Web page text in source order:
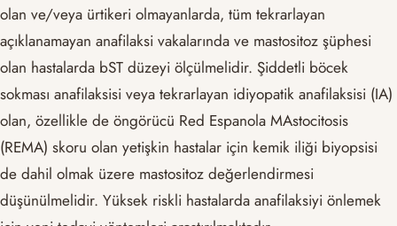
olan ve/veya ürtikeri olmayanlarda, tüm tekrarlayan
açıklanamayan anafilaksi vakalarında ve mastositoz şüphesi
olan hastalarda bST düzeyi ölçülmelidir. Şiddetli böcek
sokması anafilaksisi veya tekrarlayan idiyopatik anafilaksisi (IA)
olan, özellikle de öngörücü Red Espanola MAstocitosis
(REMA) skoru olan yetişkin hastalar için kemik iliği biyopsisi
de dahil olmak üzere mastositoz değerlendirmesi
düşünülmelidir. Yüksek riskli hastalarda anafilaksiyi önlemek